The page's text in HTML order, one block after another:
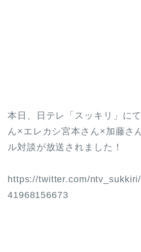
本日、日テレ「スッキリ」に
ん×エレカシ宮本さん×加藤さ
ル対談が放送されました！
https://twitter.com/
41968156673